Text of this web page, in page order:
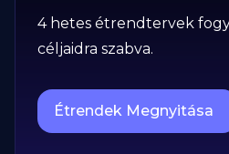
4 hetes étrendtervek
céljaidra szabva.
Étrendek Megnyitása